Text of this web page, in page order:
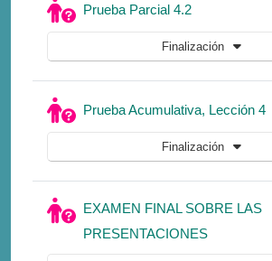
Prueba Parcial 4.2Cuestionario
Finalización
Prueba Acumulativa, Lección 4
Finalización
EXAMEN FINAL SOBRE LAS
PRESENTACIONES